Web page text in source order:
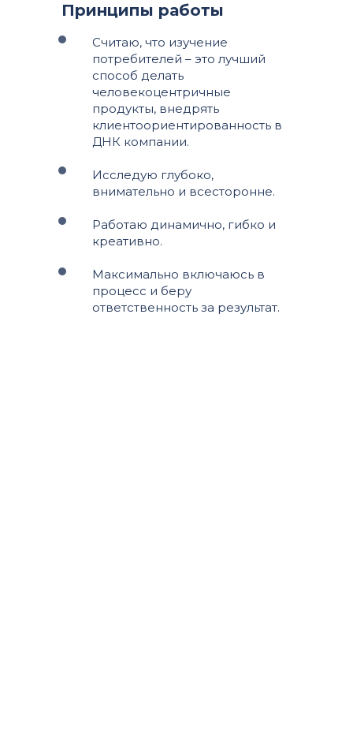
Принципы работы
Считаю, что изучение
потребителей – это лучший
способ делать
человекоцентричные
продукты, внедрять
клиентоориентированность в
ДНК компании.
Исследую глубоко,
внимательно и всесторонне.
Работаю динамично, гибко и
креативно.
Максимально включаюсь в
процесс и беру
ответственность за результат.